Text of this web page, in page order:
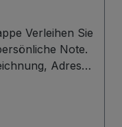
Verleihen Sie
Note.
Adresse